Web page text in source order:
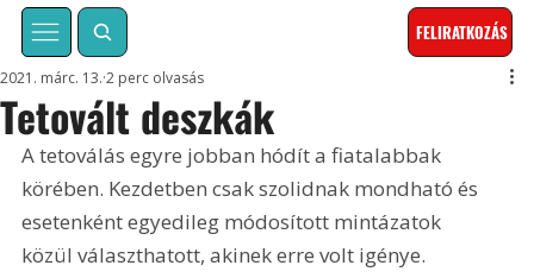
FELIRATKOZÁS
Tetovált deszkák
2021. márc. 13. 2 perc olvasás
A tetoválás egyre jobban hódít a fiatalabbak
körében. Kezdetben csak szolidnak mondható és
esetenként egyedileg módosított mintázatok
közül választhatott, akinek erre volt igénye.